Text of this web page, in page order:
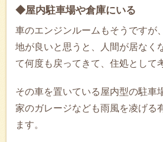
◆屋内駐車場や倉庫にいる
車のエンジンルームもそうですが
地が良いと思うと、人間が居なく
て何度も戻ってきて、住処として
その車を置いている屋内型の駐車
家のガレージなども雨風を凌げる
ます。